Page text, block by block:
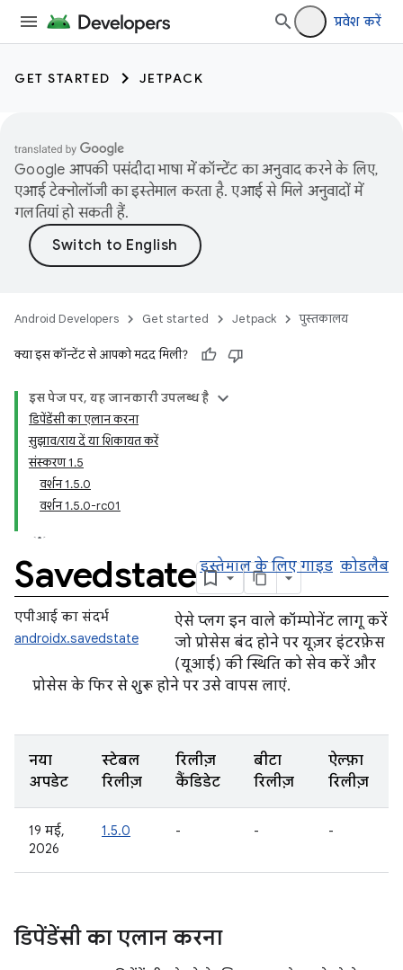
प्रवेश करें
GET STARTED JETPACK
Google आपकी पसंदीदा भाषा में कॉन्टेंट का अनुवाद करने के लिए,
एआई टेक्नोलॉजी का इस्तेमाल करता है. एआई से मिले अनुवादों में
गलतियां हो सकती हैं.
Android Developers Get started Jetpack पुस्तकालय
क्या इस कॉन्टेंट से आपको मदद मिली?
इस पेज पर, यह जानकारी उपलब्ध है
डिपेंडेंसी का एलान करना
सुझाव/राय दें या शिकायत करें
संस्‍करण 1.5
वर्शन 1.5.0
वर्शन 1.5.0-rc01
Savedstate इस्तेमाल के लिए गाइड कोडलैब
एपीआई का संदर्भ
androidx.savedstate
ऐसे प्लग इन वाले कॉम्पोनेंट लागू करें
जो प्रोसेस बंद होने पर यूज़र इंटरफ़ेस
(यूआई) की स्थिति को सेव करें और
प्रोसेस के फिर से शुरू होने पर उसे वापस लाएं.
नया
अपडेट
स्टेबल
रिलीज़
रिलीज़
कैंडिडेट
बीटा
रिलीज़
ऐल्फ़ा
रिलीज़
19 मई,
2026
1.5.0 - - -
डिपेंडेंसी का एलान करना